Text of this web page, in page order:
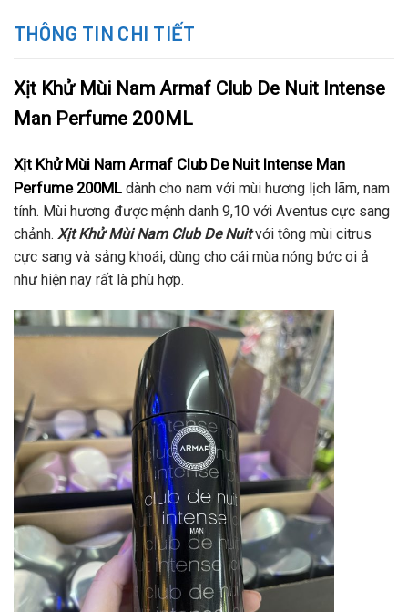
THÔNG TIN CHI TIẾT
Xịt Khử Mùi Nam Armaf Club De Nuit Intense
Man Perfume 200ML
Xịt Khử Mùi Nam Armaf Club De Nuit Intense Man
Perfume 200ML dành cho nam với mùi hương lịch lãm, nam
tính. Mùi hương được mệnh danh 9,10 với Aventus cực sang
chảnh. Xịt Khử Mùi Nam Club De Nuitvới tông mùi citrus
cực sang và sảng khoái, dùng cho cái mùa nóng bức oi ả
như hiện nay rất là phù hợp.